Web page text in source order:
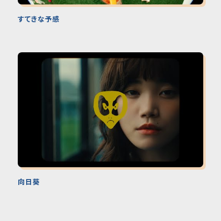
すてきな予感
向日葵